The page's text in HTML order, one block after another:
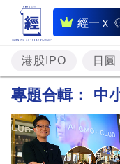
經一 x《
即
時
財
經
題
投
港股IPO 日圓
專題合輯： 中